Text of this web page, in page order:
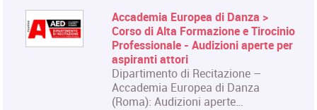
Accademia Europea di Danza >
Corso di Alta Formazione e Tirocinio
Professionale - Audizioni aperte per
aspiranti attori
Dipartimento di Recitazione –
Accademia Europea di Danza
(Roma): Audizioni aperte…